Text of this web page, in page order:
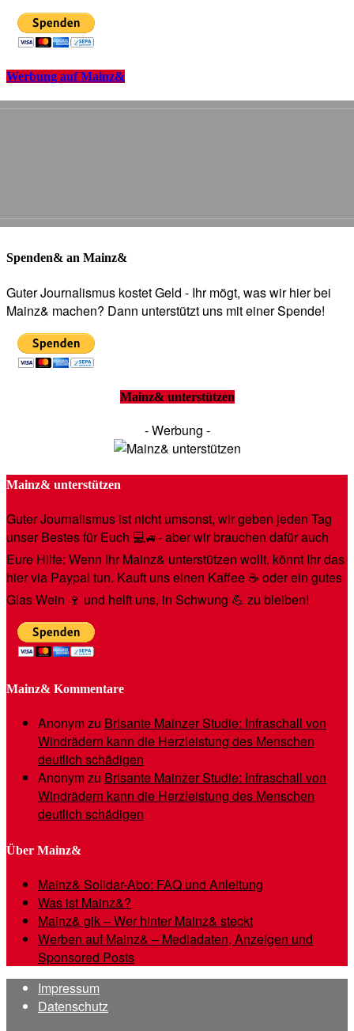
Werbung auf Mainz&
Spenden& an Mainz&
Guter Journalismus kostet Geld - Ihr mögt, was wir hier bei
Mainz& machen? Dann unterstützt uns mit einer Spende!
Mainz& unterstützen
- Werbung -
Mainz& unterstützen
Guter Journalismus ist nicht umsonst, wir geben jeden Tag
unser Bestes für Euch 💻🚙- aber wir brauchen dafür auch
Eure Hilfe: Wenn Ihr Mainz& unterstützen wollt, könnt Ihr das
hier via Paypal tun. Kauft uns einen Kaffee ☕️ oder ein gutes
Glas Wein 🍷 und helft uns, in Schwung 💪 zu bleiben!
Mainz& Kommentare
Anonymzu Brisante Mainzer Studie: Infraschall von
Windrädern kann die Herzleistung des Menschen
deutlich schädigen
Anonymzu Brisante Mainzer Studie: Infraschall von
Windrädern kann die Herzleistung des Menschen
deutlich schädigen
Über Mainz&
Mainz& Solidar-Abo: FAQ und Anleitung
Was ist Mainz&?
Mainz& gik – Wer hinter Mainz& steckt
Werben auf Mainz& – Mediadaten, Anzeigen und
Sponsored Posts
Impressum
Datenschutz